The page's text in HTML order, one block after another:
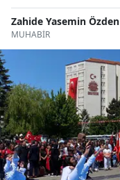
Zahide Yasemin Özden
MUHABİR